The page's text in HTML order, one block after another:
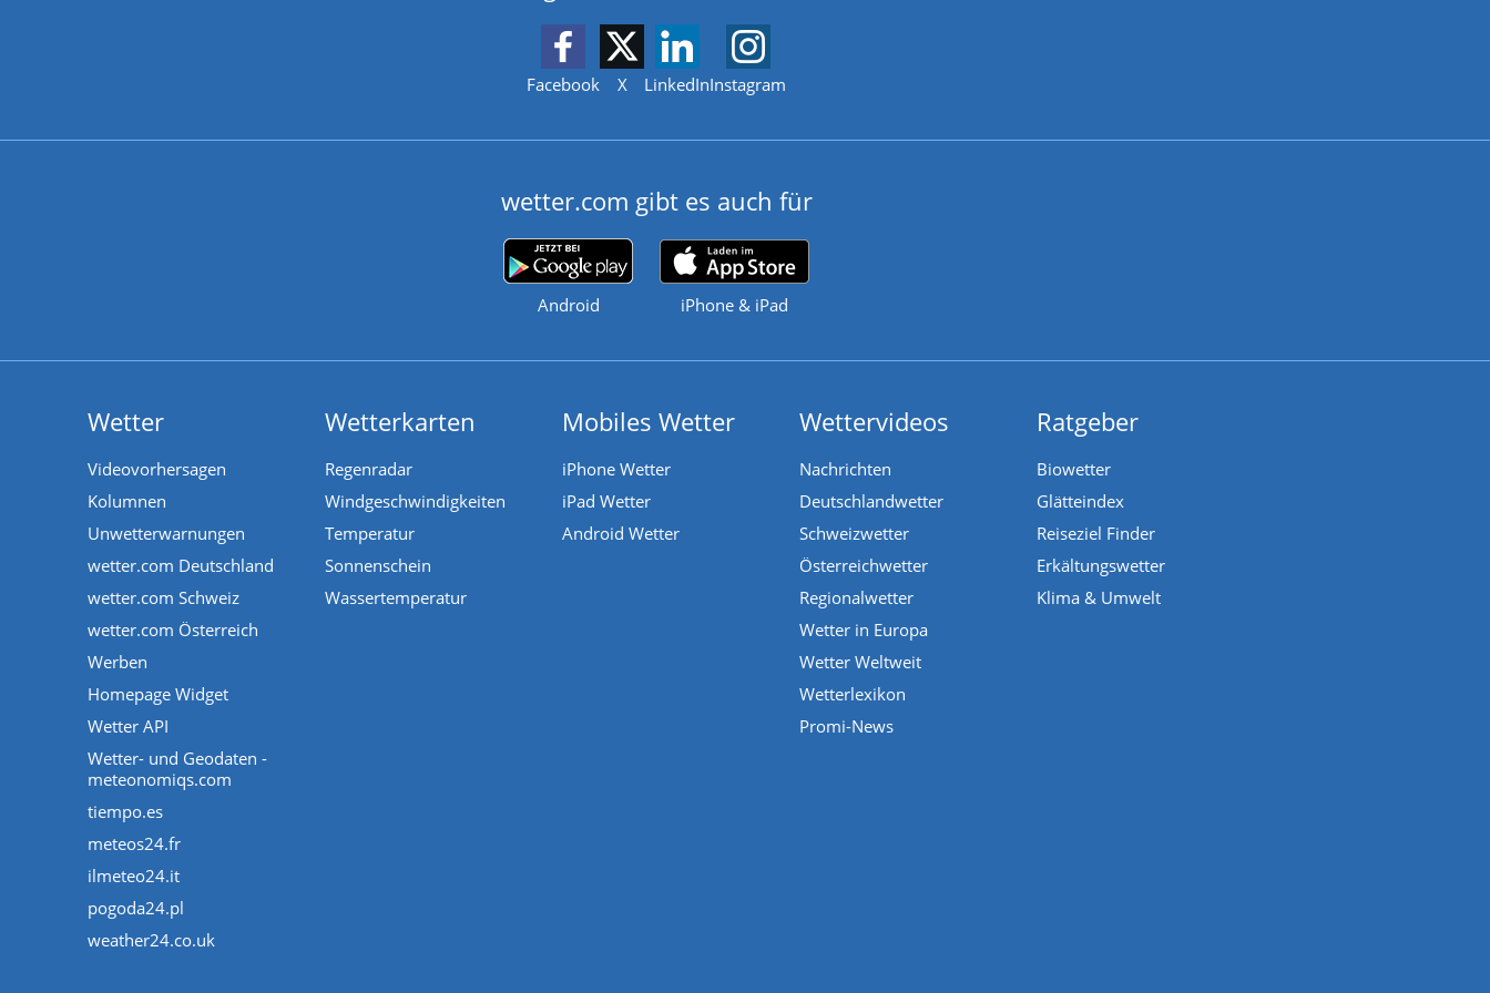
Facebook X LinkedInInstagram
wetter.com gibt es auch für
Android iPhone & iPad
Wetter
Videovorhersagen
Kolumnen
Unwetterwarnungen
wetter.com Deutschland
wetter.com Schweiz
wetter.com Österreich
Werben
Homepage Widget
Wetter API
Wetter- und Geodaten -
meteonomiqs.com
tiempo.es
meteos24.fr
ilmeteo24.it
pogoda24.pl
weather24.co.uk
Wetterkarten
Regenradar
Windgeschwindigkeiten
Temperatur
Sonnenschein
Wassertemperatur
Mobiles Wetter
iPhone Wetter
iPad Wetter
Android Wetter
Wettervideos
Nachrichten
Deutschlandwetter
Schweizwetter
Österreichwetter
Regionalwetter
Wetter in Europa
Wetter Weltweit
Wetterlexikon
Promi-News
Ratgeber
Biowetter
Glätteindex
Reiseziel Finder
Erkältungswetter
Klima & Umwelt